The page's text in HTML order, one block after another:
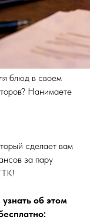
блюд в своем
Нанимаете
сделает вам
за пару
об этом